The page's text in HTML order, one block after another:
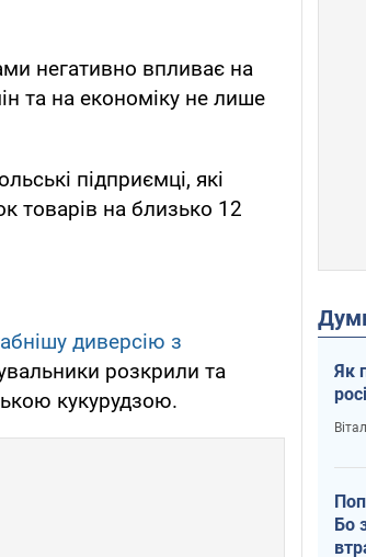
негативно впливає на
та на економіку не лише
підприємці, які
товарів на близько 12
диверсію з
розкрили та
кукурудзою.
Як
Бо